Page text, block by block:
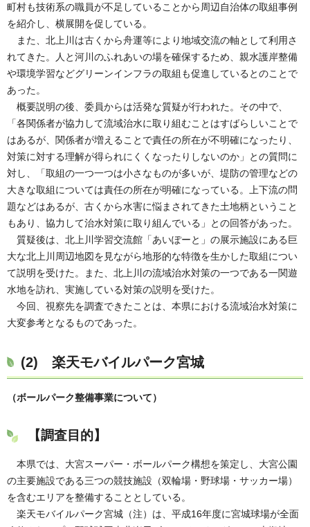
町村も技術系の職員が不足していることから周辺自治体の取組事例
を紹介し、横展開を促している。
また、北上川は古くから舟運等により地域交流の軸として利用さ
れてきた。人と河川のふれあいの場を確保するため、親水護岸整備
や環境学習などグリーンインフラの取組も促進しているとのことで
あった。
概要説明の後、委員からは活発な質疑が行われた。その中で、
「各関係者が協力して流域治水に取り組むことはすばらしいことで
はあるが、関係者が増えることで責任の所在が不明確になったり、
対策に対する理解が得られにくくなったりしないのか」との質問に
対し、「取組の一つ一つは小さなものが多いが、堤防の管理などの
大きな取組については責任の所在が明確になっている。上下流の問
題などはあるが、古くから水害に悩まされてきた土地柄ということ
もあり、協力して治水対策に取り組んでいる」との回答があった。
質疑後は、北上川学習交流館「あいぽーと」の展示施設にある巨
大な北上川周辺地図を見ながら地形的な特徴を生かした取組につい
て説明を受けた。また、北上川の流域治水対策の一つである一関遊
水地を訪れ、実施している対策の説明を受けた。
今回、視察先を調査できたことは、本県における流域治水対策に
大変参考となるものであった。
(2) 楽天モバイルパーク宮城
（ボールパーク整備事業について）
【調査目的】
本県では、大宮スーパー・ボールパーク構想を策定し、大宮公園
の主要施設である三つの競技施設（双輪場・野球場・サッカー場）
を含むエリアを整備することとしている。
楽天モバイルパーク宮城（注）は、平成16年度に宮城球場が全面